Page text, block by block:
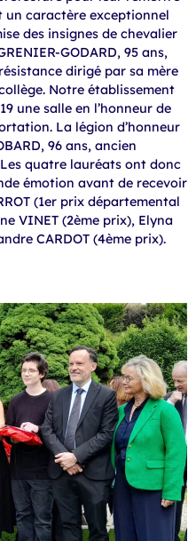
un caractère exceptionnel
des insignes de chevalier
GODARD, 95 ans,
dirigé par sa mère
Notre établissement
une salle en l’honneur de
La légion d’honneur
96 ans, ancien
quatre lauréats ont donc
émotion avant de recevoir
(1er prix départemental
VINET (2ème prix), Elyna
CARDOT (4ème prix).